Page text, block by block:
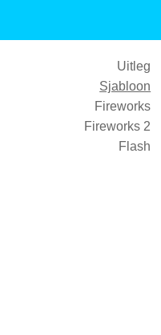
Uitleg
Sjabloon
Fireworks
Fireworks 2
Flash